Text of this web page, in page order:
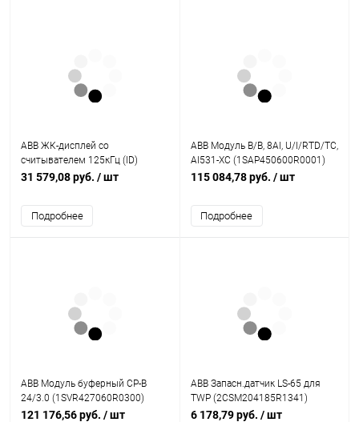
ABB ЖК-дисплей со
считывателем 125кГц (ID)
(M251021CR)
31 579,08 руб. / шт
Подробнее
ABB Модуль В/В, 8AI, U/I/RTD/TC,
AI531-XC (1SAP450600R0001)
115 084,78 руб. / шт
Подробнее
ABB Модуль буферный CP-B
24/3.0 (1SVR427060R0300)
121 176,56 руб. / шт
ABB Запасн.датчик LS-65 для
TWP (2CSM204185R1341)
6 178,79 руб. / шт